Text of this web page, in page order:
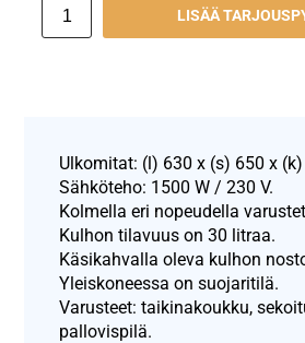
LISÄÄ
Ulkomitat: (l) 630 x (s) 650 x
Sähköteho: 1500 W / 230 V.
Kolmella eri nopeudella
Kulhon tilavuus on 30 litraa.
Käsikahvalla oleva kulhon
Yleiskoneessa on suojaritilä.
Varusteet: taikinakoukku,
pallovispilä.